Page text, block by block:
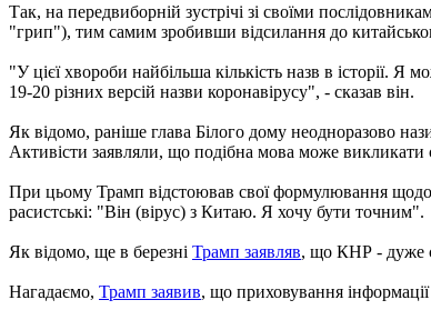
Так, на передвиборній зустрічі зі своїми
"грип"), тим самим зробивши відсилання до
"У цієї хвороби найбільша кількість назв в історії.
19-20 різних версій назви коронавірусу", - сказав він.
Як відомо, раніше глава Білого дому неодноразово
Активісти заявляли, що подібна мова може викликати
При цьому Трамп відстоював свої формулювання щодо
расистські: "Він (вірус) з Китаю. Я хочу бути точним".
Як відомо, ще в березні Трамп заявляв, що КНР - дуже
Нагадаємо, Трамп заявив, що приховування